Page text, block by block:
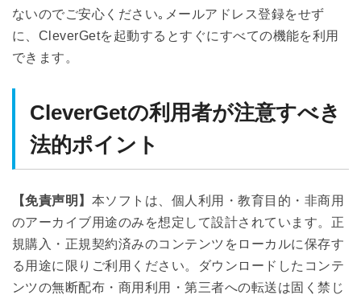
ないのでご安心ください｡メールアドレス登録をせず
に、CleverGetを起動するとすぐにすべての機能を利用
できます。
CleverGetの利用者が注意すべき
法的ポイント
【免責声明】 本ソフトは、個人利用・教育目的・非商用
のアーカイブ用途のみを想定して設計されています。正
規購入・正規契約済みのコンテンツをローカルに保存す
る用途に限りご利用ください。ダウンロードしたコンテ
ンツの無断配布・商用利用・第三者への転送は固く禁じ